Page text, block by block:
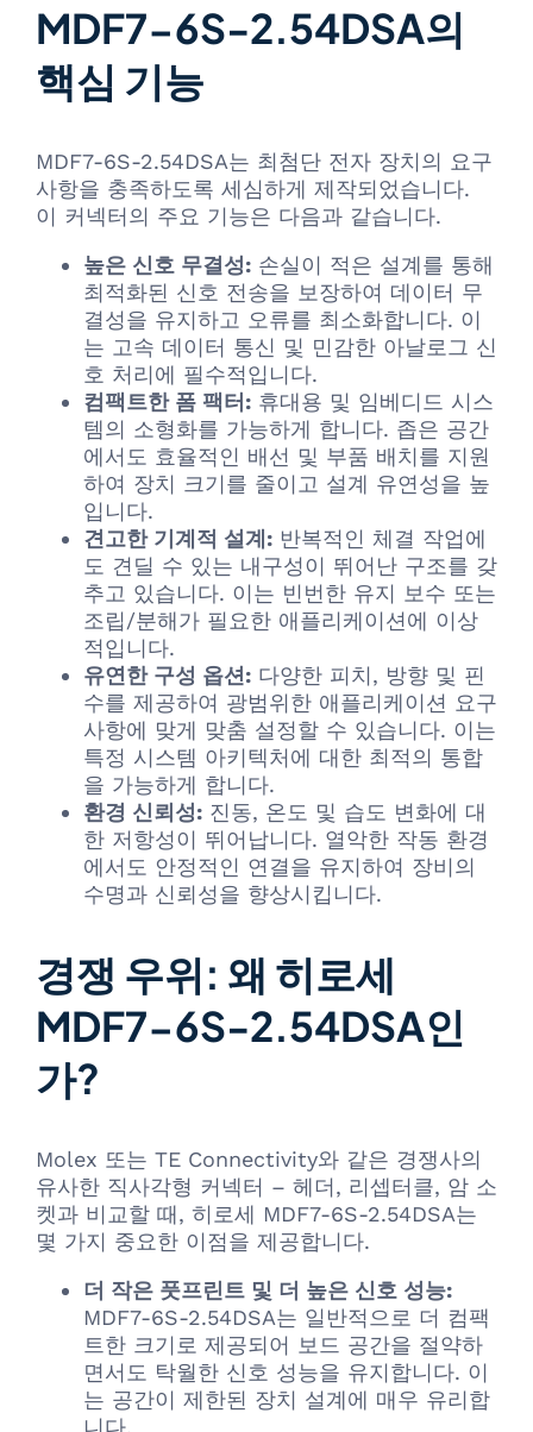
MDF7-6S-2.54DSA의
핵심 기능
MDF7-6S-2.54DSA는 최첨단 전자 장치의 요구
사항을 충족하도록 세심하게 제작되었습니다.
이 커넥터의 주요 기능은 다음과 같습니다.
높은 신호 무결성: 손실이 적은 설계를 통해
최적화된 신호 전송을 보장하여 데이터 무
결성을 유지하고 오류를 최소화합니다. 이
는 고속 데이터 통신 및 민감한 아날로그 신
호 처리에 필수적입니다.
컴팩트한 폼 팩터: 휴대용 및 임베디드 시스
템의 소형화를 가능하게 합니다. 좁은 공간
에서도 효율적인 배선 및 부품 배치를 지원
하여 장치 크기를 줄이고 설계 유연성을 높
입니다.
견고한 기계적 설계: 반복적인 체결 작업에
도 견딜 수 있는 내구성이 뛰어난 구조를 갖
추고 있습니다. 이는 빈번한 유지 보수 또는
조립/분해가 필요한 애플리케이션에 이상
적입니다.
유연한 구성 옵션: 다양한 피치, 방향 및 핀
수를 제공하여 광범위한 애플리케이션 요구
사항에 맞게 맞춤 설정할 수 있습니다. 이는
특정 시스템 아키텍처에 대한 최적의 통합
을 가능하게 합니다.
환경 신뢰성: 진동, 온도 및 습도 변화에 대
한 저항성이 뛰어납니다. 열악한 작동 환경
에서도 안정적인 연결을 유지하여 장비의
수명과 신뢰성을 향상시킵니다.
경쟁 우위: 왜 히로세
MDF7-6S-2.54DSA인
가?
Molex 또는 TE Connectivity와 같은 경쟁사의
유사한 직사각형 커넥터 – 헤더, 리셉터클, 암 소
켓과 비교할 때, 히로세 MDF7-6S-2.54DSA는
몇 가지 중요한 이점을 제공합니다.
더 작은 풋프린트 및 더 높은 신호 성능:
MDF7-6S-2.54DSA는 일반적으로 더 컴팩
트한 크기로 제공되어 보드 공간을 절약하
면서도 탁월한 신호 성능을 유지합니다. 이
는 공간이 제한된 장치 설계에 매우 유리합
니다.